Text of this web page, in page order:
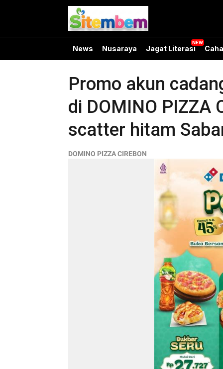
News Nusaraya Jagat Literasi
Promo akun
di DOMINO PIZZA
scatter hitam
DOMINO PIZZA CIREBON